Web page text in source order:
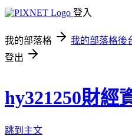
登入
我的部落格 我的部落格後
登出
hy321250財經
跳到主文